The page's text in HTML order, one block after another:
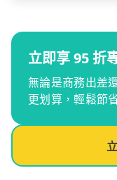
立即享 95 折
無論是商務出差
更划算，輕鬆節